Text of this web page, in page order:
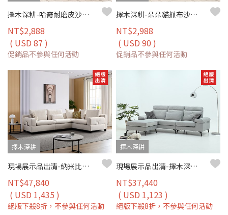
擇木深耕-哈奇耐磨皮沙發椅（四色）
NT$2,888
( USD 87 )
促銷品不參與任何活動
擇木深耕-朵朵貓抓布沙發椅(五色)
NT$2,988
( USD 90 )
促銷品不參與任何活動
擇木深耕
現場展示品出清-納米比亞 L 型貓抓布沙發｜比利時貓抓布 × 防潑水耐刮 × 左右型配置 – 擇木深耕
NT$47,840
( USD 1,435 )
絕版下殺8折，不參與任何活動
擇木深耕
現場展示品出清-擇木深耕-迪恩娜L型貓抓布沙發
NT$37,440
( USD 1,123 )
絕版下殺8折，不參與任何活動